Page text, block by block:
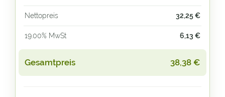
Nettopreis 32,25€
19.00% MwSt 6,13 €
Gesamtpreis 38,38 €